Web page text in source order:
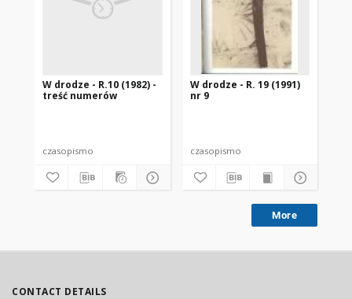
W drodze - R.10 (1982) -
treść numerów
czasopismo
W drodze - R. 19 (1991)
nr 9
czasopismo
More
CONTACT DETAILS